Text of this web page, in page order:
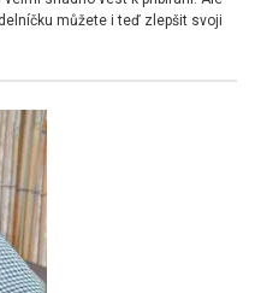
můžete i teď zlepšit svoji